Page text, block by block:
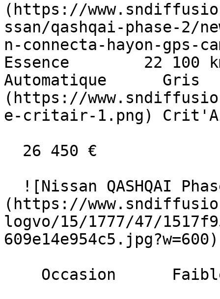
(https://
ssan/qashqai-phase-2/
n-connecta-hayon-gps-
Essence        22 100
Automatique
(https://
e-critair-1.png)
(https://
logvo/15/1777/47/